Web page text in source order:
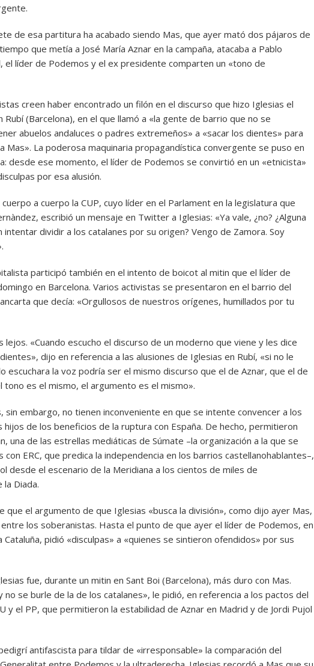
de esa partitura ha acabado siendo Mas, que ayer mató dos pájaros de
que metía a José María Aznar en la campaña, atacaba a Pablo
el líder de Podemos y el ex presidente comparten un «tono de
creen haber encontrado un filón en el discurso que hizo Iglesias el
Rubí (Barcelona), en el que llamó a «la gente de barrio que no se
abuelos andaluces o padres extremeños» a «sacar los dientes» para
Mas». La poderosa maquinaria propagandística convergente se puso en
desde ese momento, el líder de Podemos se convirtió en un «etnicista»
por esa alusión.
a cuerpo la CUP, cuyo líder en el Parlament en la legislatura que
escribió un mensaje en Twitter a Iglesias: «Ya vale, ¿no? ¿Alguna
intentar dividir a los catalanes por su origen? Vengo de Zamora. Soy
participó también en el intento de boicot al mitin que el líder de
en Barcelona. Varios activistas se presentaron en el barrio del
que decía: «Orgullosos de nuestros orígenes, humillados por tu
lejos. «Cuando escucho el discurso de un moderno que viene y les dice
dijo en referencia a las alusiones de Iglesias en Rubí, «si no le
escuchara la voz podría ser el mismo discurso que el de Aznar, que el de
tono es el mismo, el argumento es el mismo».
sin embargo, no tienen inconveniente en que se intente convencer a los
hijos de los beneficios de la ruptura con España. De hecho, permitieron
una de las estrellas mediáticas de Súmate –la organización a la que se
con ERC, que predica la independencia en los barrios castellanohablantes–,
desde el escenario de la Meridiana a los cientos de miles de
Diada.
que el argumento de que Iglesias «busca la división», como dijo ayer Mas,
los soberanistas. Hasta el punto de que ayer el líder de Podemos, en
Cataluña, pidió «disculpas» a «quienes se sintieron ofendidos» por sus
fue, durante un mitin en Sant Boi (Barcelona), más duro con Mas.
no se burle de la de los catalanes», le pidió, en referencia a los pactos del
y el PP, que permitieron la estabilidad de Aznar en Madrid y de Jordi Pujol
antifascista para tildar de «irresponsable» la comparación del